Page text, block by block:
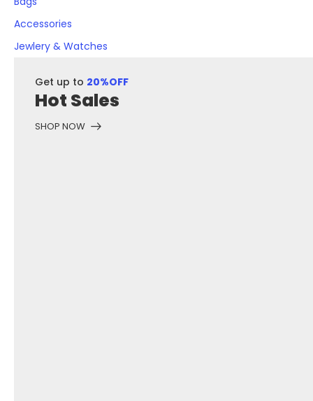
Accessories
Jewlery & Watches
Get up to 20%OFF
Hot Sales
SHOP NOW